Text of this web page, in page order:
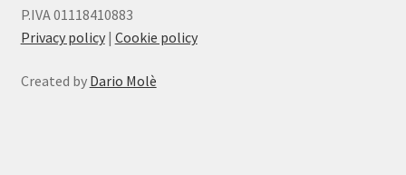
P.IVA 01118410883
Privacy policy| Cookie policy
Created by Dario Molè